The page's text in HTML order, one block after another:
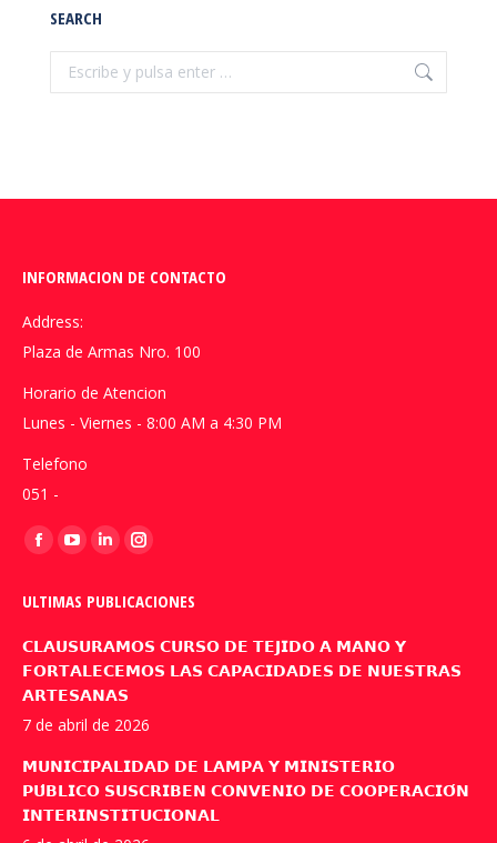
SEARCH
Buscar:
INFORMACION DE CONTACTO
Address:
Plaza de Armas Nro. 100
Horario de Atencion
Lunes - Viernes - 8:00 AM a 4:30 PM
Telefono
051 -
Encuéntranos en:
Facebook
opens
in
new
window
YouTube
opens
in
new
window
Linkedin
opens
in
new
window
Instagram
opens
in
new
ULTIMAS PUBLICACIONES
𝗖𝗟𝗔𝗨𝗦𝗨𝗥𝗔𝗠𝗢𝗦 𝗖𝗨𝗥𝗦𝗢 𝗗𝗘 𝗧𝗘𝗝𝗜𝗗𝗢 𝗔 𝗠𝗔𝗡𝗢 𝗬
𝗙𝗢𝗥𝗧𝗔𝗟𝗘𝗖𝗘𝗠𝗢𝗦 𝗟𝗔𝗦 𝗖𝗔𝗣𝗔𝗖𝗜𝗗𝗔𝗗𝗘𝗦 𝗗𝗘 𝗡𝗨𝗘𝗦𝗧𝗥𝗔𝗦
𝗔𝗥𝗧𝗘𝗦𝗔𝗡𝗔𝗦
7 de abril de 2026
𝗠𝗨𝗡𝗜𝗖𝗜𝗣𝗔𝗟𝗜𝗗𝗔𝗗 𝗗𝗘 𝗟𝗔𝗠𝗣𝗔 𝗬 𝗠𝗜𝗡𝗜𝗦𝗧𝗘𝗥𝗜𝗢
𝗣𝗨́𝗕𝗟𝗜𝗖𝗢 𝗦𝗨𝗦𝗖𝗥𝗜𝗕𝗘𝗡 𝗖𝗢𝗡𝗩𝗘𝗡𝗜𝗢 𝗗𝗘 𝗖𝗢𝗢𝗣𝗘𝗥𝗔𝗖𝗜𝗢́𝗡
𝗜𝗡𝗧𝗘𝗥𝗜𝗡𝗦𝗧𝗜𝗧𝗨𝗖𝗜𝗢𝗡𝗔𝗟